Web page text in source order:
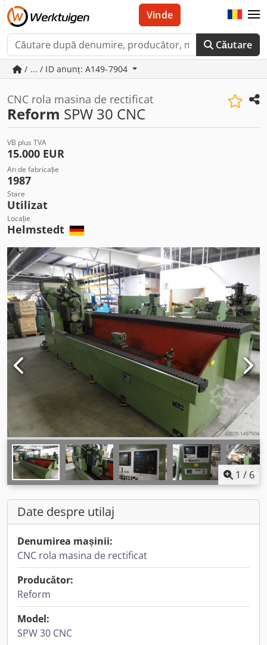
Căutare
Vinde
/ ... / ID anunț: A149-7904
CNC rola masina de rectificat
Reform SPW 30 CNC
VB plus TVA
15.000 EUR
An de fabricație
1987
Stare
Utilizat
Locație
Helmstedt
1 / 6
Date despre utilaj
Denumirea mașinii:
CNC rola masina de rectificat
Producător:
Reform
Model:
SPW 30 CNC